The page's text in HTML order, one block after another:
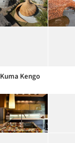
Kuma Kengo